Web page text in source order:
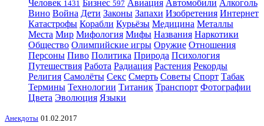
Человек 1431 Бизнес 597 Авиация Автомобили Алкоголь
Вино Война Дети Законы Запахи Изобретения Интернет
Катастрофы Корабли Курьёзы Медицина Металлы
Места Мир Мифология Мифы Названия Наркотики
Общество Олимпийские игры Оружие Отношения
Персоны Пиво Политика Природа Психология
Путешествия Работа Радиация Растения Рекорды
Религия Самолёты Секс Смерть Советы Спорт Табак
Термины Технологии Титаник Транспорт Фотографии
Цвета Эволюция Языки
Анекдоты 01.02.2017